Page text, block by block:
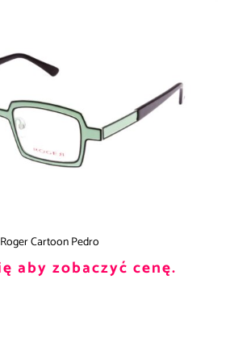
Roger Cartoon Pedro
aby zobaczyć cenę.